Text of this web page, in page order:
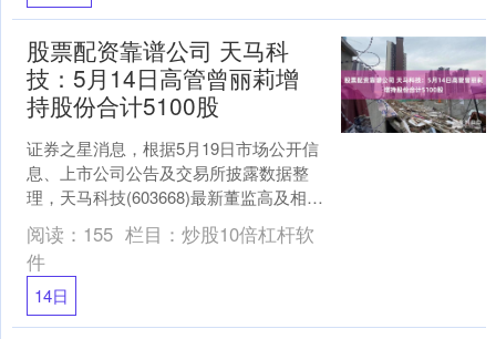
股票配资靠谱公司 天马科
技：5月14日高管曾丽莉增
持股份合计5100股
证券之星消息，根据5月19日市场公开信
息、上市公司公告及交易所披露数据整
理，天马科技(603668)最新董监高及相关
人员股份变动情况：2025年5月14日公司
董....
阅读： 155 栏目： 炒股10倍杠杆软
件
14日